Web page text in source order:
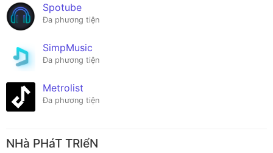
Spotube
Đa phương tiện
SimpMusic
Đa phương tiện
Metrolist
Đa phương tiện
NHà PHáT TRIểN